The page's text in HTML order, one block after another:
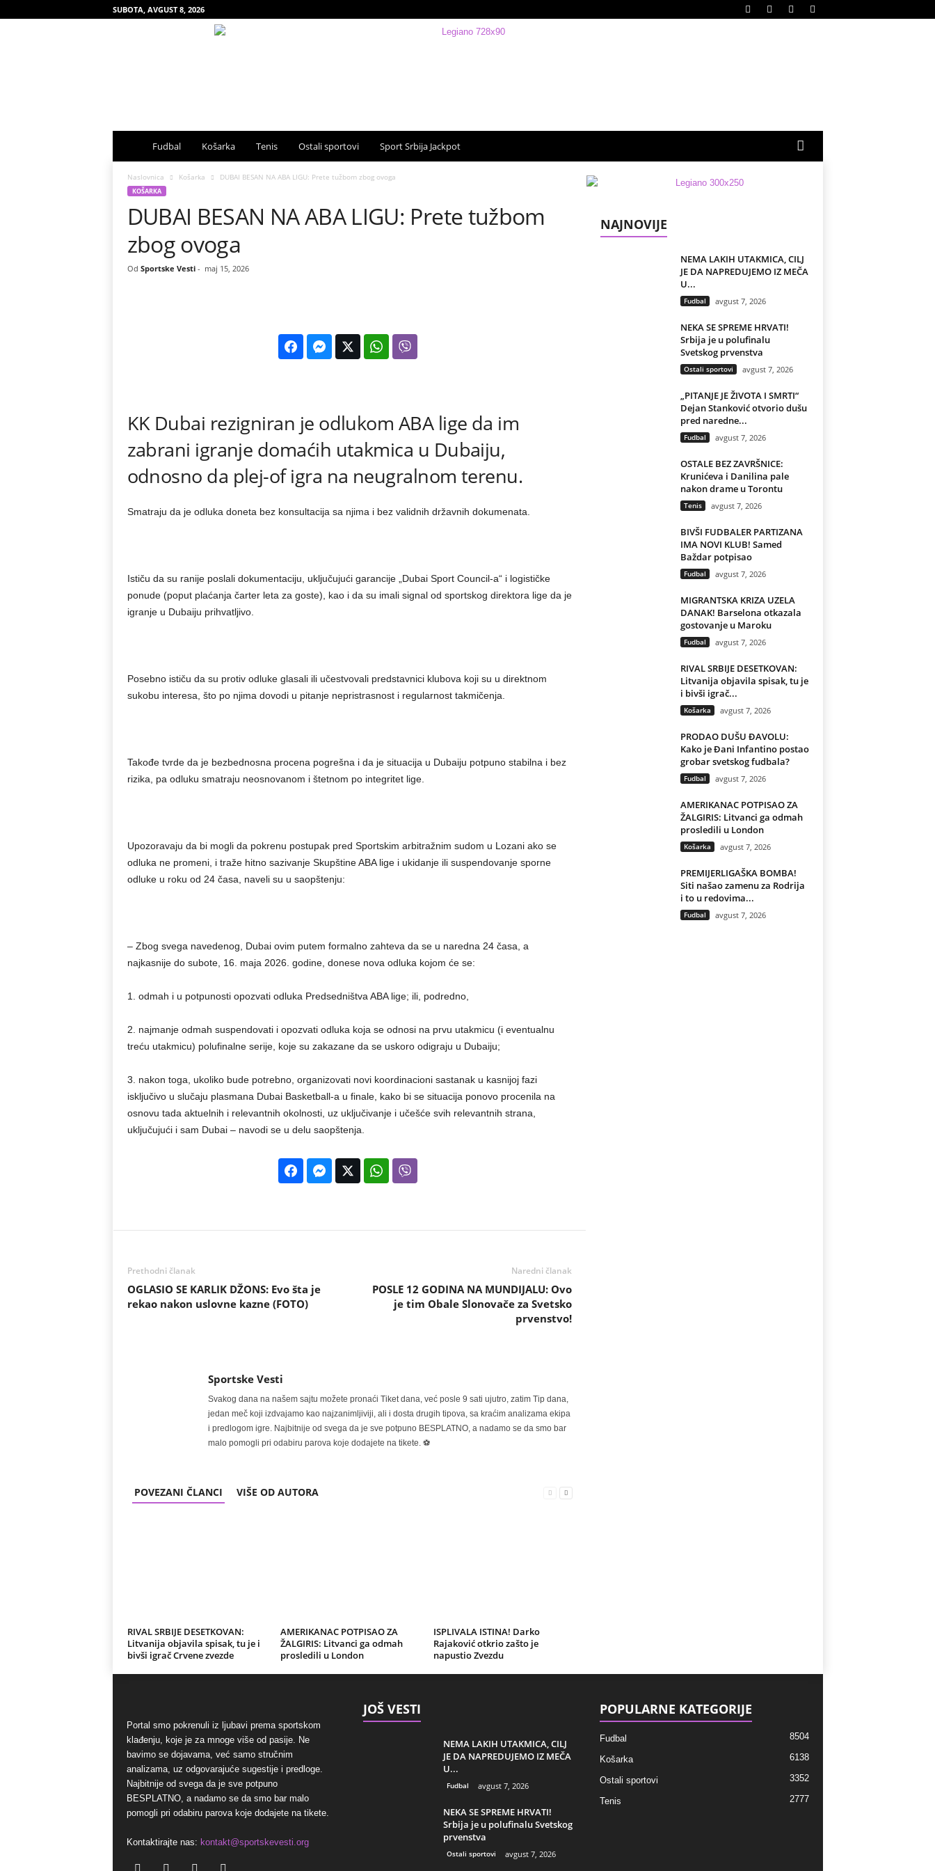
SUBOTA, AVGUST 8, 2026
p
o
r
t
e
s
t
i
Fudbal Košarka Tenis Ostali sportovi Sport Srbija Jackpot
Naslovnica Košarka DUBAI BESAN NA ABA LIGU: Prete tužbom zbog ovoga
KOŠARKA
DUBAI BESAN NA ABA LIGU: Prete tužbom
zbog ovoga
Od Sportske Vesti- maj 15, 2026
KK Dubai rezigniran je odlukom ABA lige da im
zabrani igranje domaćih utakmica u Dubaiju,
odnosno da plej-of igra na neugralnom terenu.
Smatraju da je odluka doneta bez konsultacija sa njima i bez validnih državnih dokumenata.
Ističu da su ranije poslali dokumentaciju, uključujući garancije „Dubai Sport Council-a“ i logističke
ponude (poput plaćanja čarter leta za goste), kao i da su imali signal od sportskog direktora lige da je
igranje u Dubaiju prihvatljivo.
Posebno ističu da su protiv odluke glasali ili učestvovali predstavnici klubova koji su u direktnom
sukobu interesa, što po njima dovodi u pitanje nepristrasnost i regularnost takmičenja.
Takođe tvrde da je bezbednosna procena pogrešna i da je situacija u Dubaiju potpuno stabilna i bez
rizika, pa odluku smatraju neosnovanom i štetnom po integritet lige.
Upozoravaju da bi mogli da pokrenu postupak pred Sportskim arbitražnim sudom u Lozani ako se
odluka ne promeni, i traže hitno sazivanje Skupštine ABA lige i ukidanje ili suspendovanje sporne
odluke u roku od 24 časa, naveli su u saopštenju:
– Zbog svega navedenog, Dubai ovim putem formalno zahteva da se u naredna 24 časa, a
najkasnije do subote, 16. maja 2026. godine, donese nova odluka kojom će se:
1. odmah i u potpunosti opozvati odluka Predsedništva ABA lige; ili, podredno,
2. najmanje odmah suspendovati i opozvati odluka koja se odnosi na prvu utakmicu (i eventualnu
treću utakmicu) polufinalne serije, koje su zakazane da se uskoro odigraju u Dubaiju;
3. nakon toga, ukoliko bude potrebno, organizovati novi koordinacioni sastanak u kasnijoj fazi
isključivo u slučaju plasmana Dubai Basketball-a u finale, kako bi se situacija ponovo procenila na
osnovu tada aktuelnih i relevantnih okolnosti, uz uključivanje i učešće svih relevantnih strana,
uključujući i sam Dubai – navodi se u delu saopštenja.
Prethodni članak
OGLASIO SE KARLIK DŽONS: Evo šta je
rekao nakon uslovne kazne (FOTO)
Naredni članak
POSLE 12 GODINA NA MUNDIJALU: Ovo
je tim Obale Slonovače za Svetsko
prvenstvo!
Sportske Vesti
Svakog dana na našem sajtu možete pronaći Tiket dana, već posle 9 sati ujutro, zatim Tip dana,
jedan meč koji izdvajamo kao najzanimljiviji, ali i dosta drugih tipova, sa kraćim analizama ekipa
i predlogom igre. Najbitnije od svega da je sve potpuno BESPLATNO, a nadamo se da smo bar
malo pomogli pri odabiru parova koje dodajete na tikete. ⚽
POVEZANI ČLANCI VIŠE OD AUTORA
RIVAL SRBIJE DESETKOVAN:
Litvanija objavila spisak, tu je i
bivši igrač Crvene zvezde
AMERIKANAC POTPISAO ZA
ŽALGIRIS: Litvanci ga odmah
prosledili u London
ISPLIVALA ISTINA! Darko
Rajaković otkrio zašto je
napustio Zvezdu
NAJNOVIJE
NEMA LAKIH UTAKMICA, CILJ
JE DA NAPREDUJEMO IZ MEČA
U...
Fudbal avgust 7, 2026
NEKA SE SPREME HRVATI!
Srbija je u polufinalu
Svetskog prvenstva
Ostali sportovi avgust 7, 2026
„PITANJE JE ŽIVOTA I SMRTI“
Dejan Stanković otvorio dušu
pred naredne...
Fudbal avgust 7, 2026
OSTALE BEZ ZAVRŠNICE:
Krunićeva i Danilina pale
nakon drame u Torontu
Tenis avgust 7, 2026
BIVŠI FUDBALER PARTIZANA
IMA NOVI KLUB! Samed
Baždar potpisao
Fudbal avgust 7, 2026
MIGRANTSKA KRIZA UZELA
DANAK! Barselona otkazala
gostovanje u Maroku
Fudbal avgust 7, 2026
RIVAL SRBIJE DESETKOVAN:
Litvanija objavila spisak, tu je
i bivši igrač...
Košarka avgust 7, 2026
PRODAO DUŠU ĐAVOLU:
Kako je Đani Infantino postao
grobar svetskog fudbala?
Fudbal avgust 7, 2026
AMERIKANAC POTPISAO ZA
ŽALGIRIS: Litvanci ga odmah
prosledili u London
Košarka avgust 7, 2026
PREMIJERLIGAŠKA BOMBA!
Siti našao zamenu za Rodrija
i to u redovima...
Fudbal avgust 7, 2026
Portal smo pokrenuli iz ljubavi prema sportskom
klađenju, koje je za mnoge više od pasije. Ne
bavimo se dojavama, već samo stručnim
analizama, uz odgovarajuće sugestije i predloge.
Najbitnije od svega da je sve potpuno
BESPLATNO, a nadamo se da smo bar malo
pomogli pri odabiru parova koje dodajete na tikete.
Kontaktirajte nas: kontakt@sportskevesti.org
JOŠ VESTI
NEMA LAKIH UTAKMICA, CILJ
JE DA NAPREDUJEMO IZ MEČA
U...
Fudbal avgust 7, 2026
NEKA SE SPREME HRVATI!
Srbija je u polufinalu Svetskog
prvenstva
Ostali sportovi avgust 7, 2026
POPULARNE KATEGORIJE
Fudbal 8504
Košarka 6138
Ostali sportovi 3352
Tenis 2777